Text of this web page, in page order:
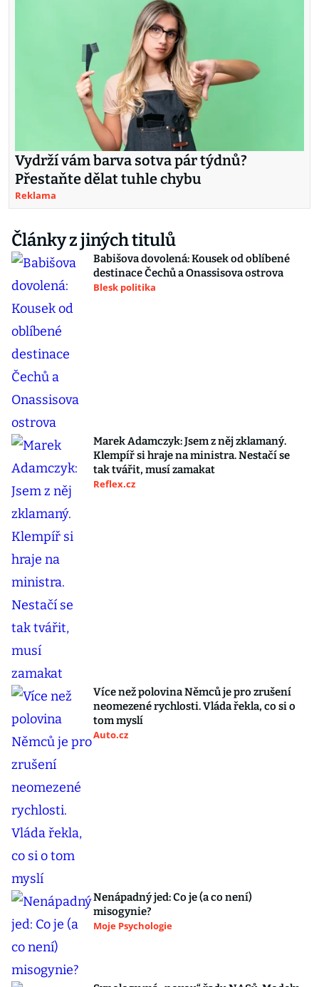
Vydrží vám barva sotva pár týdnů?
Přestaňte dělat tuhle chybu
Reklama
Články z jiných titulů
Babišova dovolená: Kousek od oblíbené
destinace Čechů a Onassisova ostrova
Blesk politika
Marek Adamczyk: Jsem z něj zklamaný.
Klempíř si hraje na ministra. Nestačí se
tak tvářit, musí zamakat
Reflex.cz
Více než polovina Němců je pro zrušení
neomezené rychlosti. Vláda řekla, co si o
tom myslí
Auto.cz
Nenápadný jed: Co je (a co není)
misogynie?
Moje Psychologie